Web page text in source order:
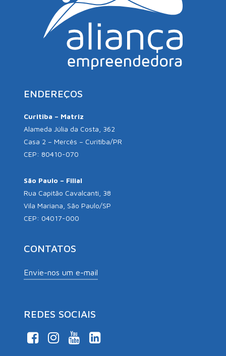
ENDEREÇOS
Curitiba – Matriz
Alameda Júlia da Costa, 362
Casa 2 – Mercês – Curitiba/PR
CEP: 80410-070
São Paulo – Filial
Rua Capitão Cavalcanti, 38
Vila Mariana, São Paulo/SP
CEP: 04017-000
CONTATOS
Envie-nos um e-mail
REDES SOCIAIS